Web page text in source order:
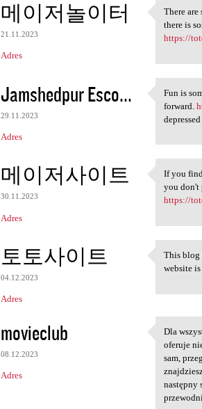
메이저놀이터
21.11.2023
Adres
There
There
there is
https://
Jamshedpur Esco...
29.11.2023
Adres
Fun is
Fun is
forward.
메이저사이트
30.11.2023
Adres
If you
If you
you don't
https://
토토사이트
04.12.2023
Adres
This
This blog
website
movieclub
08.12.2023
Adres
Dla
Dla
oferuje
sam,
następny